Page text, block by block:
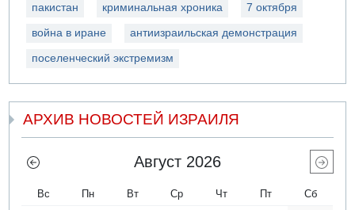
пакистан криминальная хроника 7 октября
война в иране антиизраильская демонстрация
поселенческий экстремизм
АРХИВ НОВОСТЕЙ ИЗРАИЛЯ
Август 2026
Вс Пн Вт Ср Чт Пт Сб